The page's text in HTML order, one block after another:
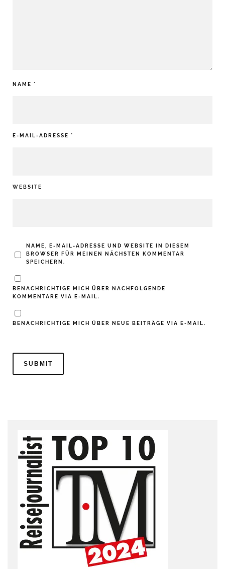
NAME *
E-MAIL-ADRESSE *
WEBSITE
NAME, E-MAIL-ADRESSE UND WEBSITE IN DIESEM
BROWSER FÜR MEINEN NÄCHSTEN KOMMENTAR
SPEICHERN.
BENACHRICHTIGE MICH ÜBER NACHFOLGENDE
KOMMENTARE VIA E-MAIL.
BENACHRICHTIGE MICH ÜBER NEUE BEITRÄGE VIA E-MAIL.